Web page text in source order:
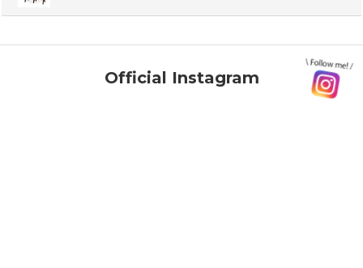
Official Instagram